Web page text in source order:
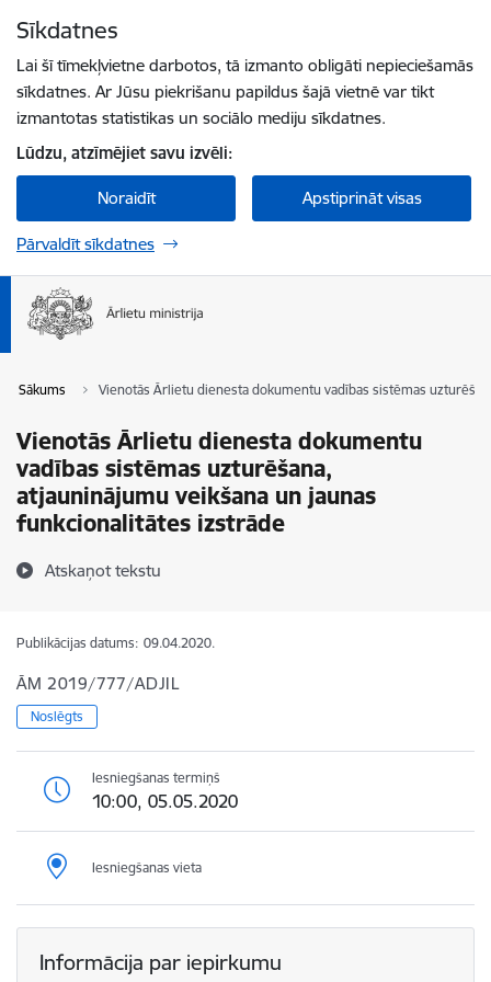
Sīkdatnes
Lai šī tīmekļvietne darbotos, tā izmanto obligāti nepieciešamās
sīkdatnes. Ar Jūsu piekrišanu papildus šajā vietnē var tikt
izmantotas statistikas un sociālo mediju sīkdatnes.
Lūdzu, atzīmējiet savu izvēli:
Noraidīt Apstiprināt visas
Pārvaldīt sīkdatnes
Sākums Vienotās Ārlietu dienesta dokumentu vadības sistēmas
Vienotās Ārlietu dienesta dokumentu
vadības sistēmas uzturēšana,
atjauninājumu veikšana un jaunas
funkcionalitātes izstrāde
Atskaņot tekstu
Publikācijas datums: 09.04.2020.
ĀM 2019/777/ADJIL
Noslēgts
Iesniegšanas termiņš
10:00, 05.05.2020
Iesniegšanas vieta
Informācija par iepirkumu